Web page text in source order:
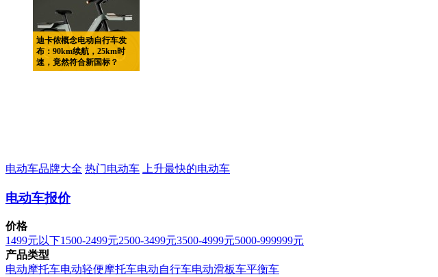
迪卡侬概念电动自行车发
布：90km续航，25km时
速，竟然符合新国标？
电动车品牌大全 热门电动车 上升最快的电动车
电动车报价
价格
1499元以下1500-2499元2500-3499元3500-4999元5000-999999元
产品类型
电动摩托车电动轻便摩托车电动自行车电动滑板车平衡车